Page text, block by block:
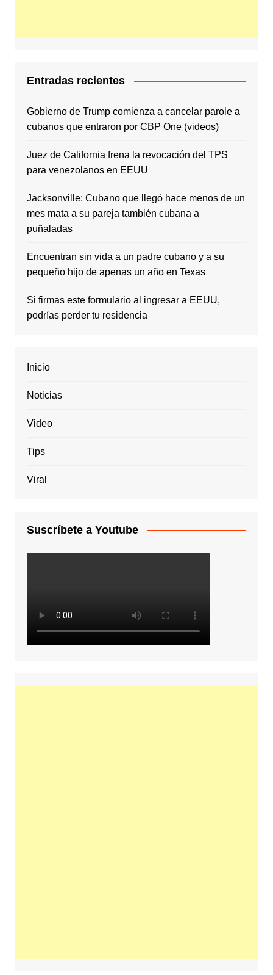
Entradas recientes
Gobierno de Trump comienza a cancelar parole a
cubanos que entraron por CBP One (videos)
Juez de California frena la revocación del TPS
para venezolanos en EEUU
Jacksonville: Cubano que llegó hace menos de un
mes mata a su pareja también cubana a
puñaladas
Encuentran sin vida a un padre cubano y a su
pequeño hijo de apenas un año en Texas
Si firmas este formulario al ingresar a EEUU,
podrías perder tu residencia
Inicio
Noticias
Video
Tips
Viral
Suscríbete a Youtube